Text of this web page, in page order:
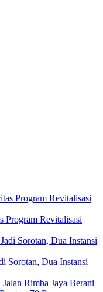
Program Revitalisasi
Sorotan, Dua Instansi